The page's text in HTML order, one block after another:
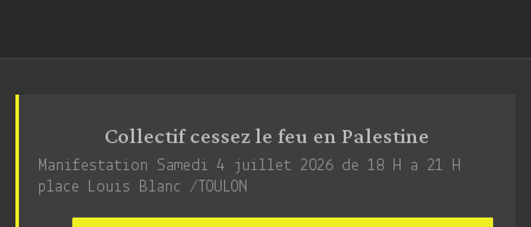
Collectif cessez le feu en Palestine
Manifestation Samedi 4 juillet 2026 de 18 H a 21 H
place Louis Blanc /TOULON